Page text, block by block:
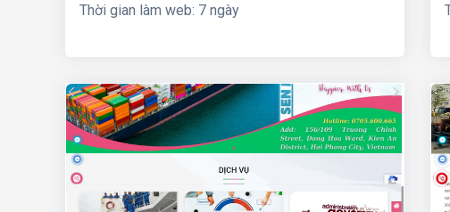
Thời gian làm web: 7 ngày